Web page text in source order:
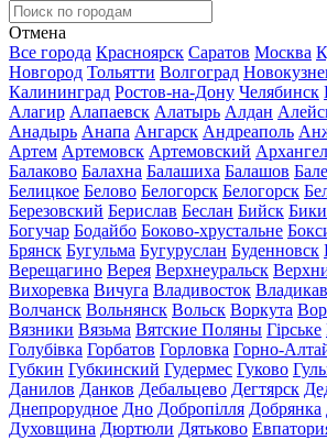
Отмена
Все города Красноярск Саратов Москва
Новгород Тольятти Волгоград
Калининград Ростов-на-Дону Челябинск
Алагир Алапаевск Алатырь Алдан
Анадырь Анапа Ангарск Андреаполь
Артем Артемовск Артемовский
Балаково Балахна Балашиха Балашов
Белицкое Белово Белогорск Белогорск
Березовский Берислав Беслан Бийск
Богучар Бодайбо Боково-хрустальне
Брянск Бугульма Бугуруслан Буденновск
Верещагино Верея Верхнеуральск
Вихоревка Вичуга Владивосток
Волчанск Вольнянск Вольск Воркута
Вязники Вязьма Вятские Поляны Гірське
Голубівка Горбатов Горловка Горно-
Губкин Губкинский Гудермес Гуково
Данилов Данков Дебальцево Дегтярск
Днепрорудное Дно Добропілля Добрянка
Духовщина Дюртюли Дятьково